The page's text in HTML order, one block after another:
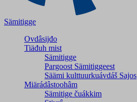
Sämitigge
Ovdâsijđo
Tiäđuh mist
Sämitigge
Pargoost Sämitiggeest
Säämi kulttuurkuávdáš Sajos
Miärádâstoohâm
Sämitige čuákkim